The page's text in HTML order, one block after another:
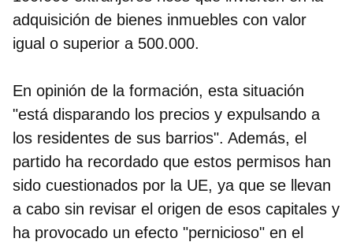
adquisición de bienes inmuebles con valor
igual o superior a 500.000.
En opinión de la formación, esta situación
"está disparando los precios y expulsando a
los residentes de sus barrios". Además, el
partido ha recordado que estos permisos han
sido cuestionados por la UE, ya que se llevan
a cabo sin revisar el origen de esos capitales y
ha provocado un efecto "pernicioso" en el